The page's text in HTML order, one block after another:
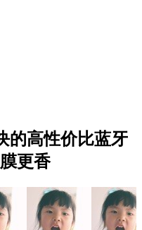
的高性价比蓝牙
更香